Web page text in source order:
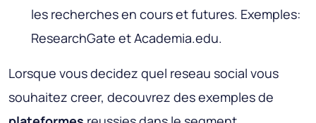
les recherches en cours et futures. Exemples:
ResearchGate et Academia.edu.
Lorsque vous decidez quel reseau social vous
souhaitez creer, decouvrez des exemples de